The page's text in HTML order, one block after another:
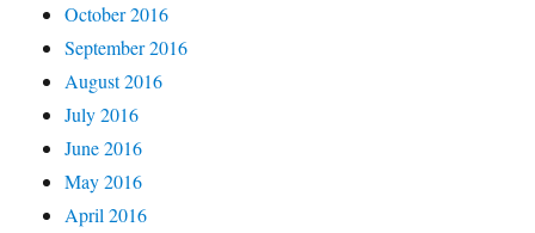
October 2016
September 2016
August 2016
July 2016
June 2016
May 2016
April 2016